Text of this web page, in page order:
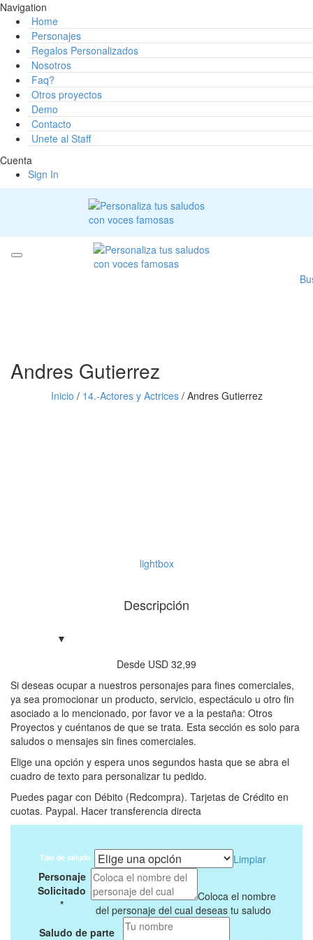
Navigation
Home
Personajes
Regalos Personalizados
Nosotros
Faq?
Otros proyectos
Demo
Contacto
Unete al Staff
Cuenta
Sign In
Andres Gutierrez
Inicio / 14.-Actores y Actrices /Andres Gutierrez
lightbox
Descripción
Desde USD 32,99
Si deseas ocupar a nuestros personajes para fines comerciales,
ya sea promocionar un producto, servicio, espectáculo u otro fin
asociado a lo mencionado, por favor ve a la pestaña: Otros
Proyectos y cuéntanos de que se trata. Esta sección es solo para
saludos o mensajes sin fines comerciales.
Elige una opción y espera unos segundos hasta que se abra el
cuadro de texto para personalizar tu pedido.
Puedes pagar con Débito (Redcompra). Tarjetas de Crédito en
cuotas. Paypal. Hacer transferencia directa
Tipo de saludo
Limpiar
Personaje
Solicitado
*
Coloca el nombre
del personaje del cual deseas tu saludo
Saludo de parte